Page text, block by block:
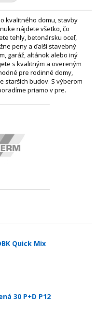
kvalitného domu, stavby
nájdete všetko, čo
tehly, betonársku oceľ,
peny a ďalší stavebný
garáž, altánok alebo iný
s kvalitným a overeným
pre rodinné domy,
starších budov. S výberom
priamo v pre.
Quick Mix
30 P+D P12